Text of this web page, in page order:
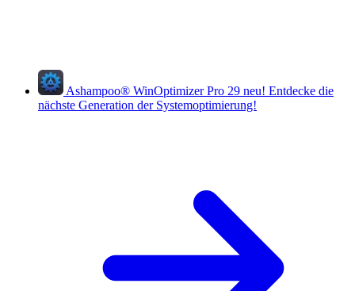
Ashampoo® WinOptimizer Pro 29 neu! Entdecke die
nächste Generation der Systemoptimierung!